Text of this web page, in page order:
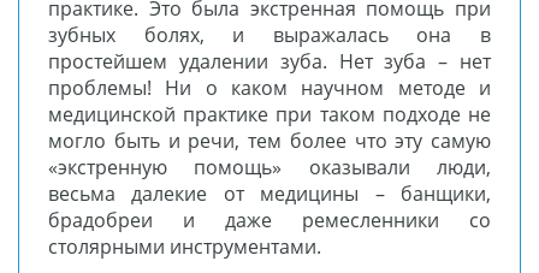
практике. Это была экстренная помощь при
зубных болях, и выражалась она в
простейшем удалении зуба. Нет зуба – нет
проблемы! Ни о каком научном методе и
медицинской практике при таком подходе не
могло быть и речи, тем более что эту самую
«экстренную помощь» оказывали люди,
весьма далекие от медицины – банщики,
брадобреи и даже ремесленники со
столярными инструментами.